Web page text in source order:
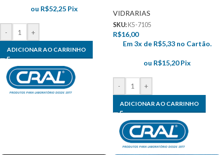
ou R$52,25 Pix
- +
ADICIONAR AO CARRINHO
VIDRARIAS
SKU: K5-7105
R$16,00
Em 3x de R$5,33 no Cartão.
ou R$15,20 Pix
- +
ADICIONAR AO CARRINHO